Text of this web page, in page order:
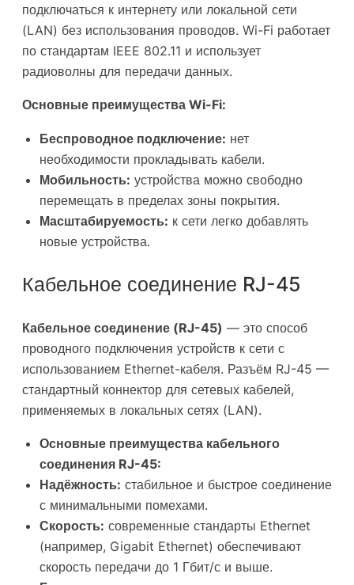
подключаться к интернету или локальной сети
(LAN) без использования проводов. Wi-Fi работает
по стандартам IEEE 802.11 и использует
радиоволны для передачи данных.
Основные преимущества Wi-Fi:
Беспроводное подключение: нет
необходимости прокладывать кабели.
Мобильность: устройства можно свободно
перемещать в пределах зоны покрытия.
Масштабируемость: к сети легко добавлять
новые устройства.
Кабельное соединение RJ-45
Кабельное соединение (RJ-45) — это способ
проводного подключения устройств к сети с
использованием Ethernet-кабеля. Разъём RJ-45 —
стандартный коннектор для сетевых кабелей,
применяемых в локальных сетях (LAN).
Основные преимущества кабельного
соединения RJ-45:
Надёжность: стабильное и быстрое соединение
с минимальными помехами.
Скорость: современные стандарты Ethernet
(например, Gigabit Ethernet) обеспечивают
скорость передачи до 1 Гбит/с и выше.